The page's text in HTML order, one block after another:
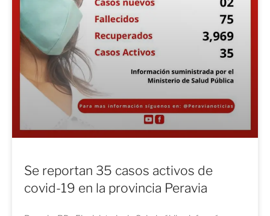
Se reportan 35 casos activos de
covid-19 en la provincia Peravia